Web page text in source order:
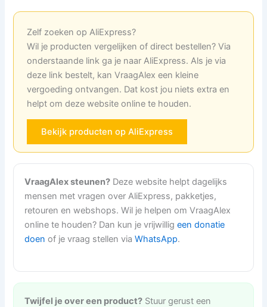
Zelf zoeken op AliExpress?
Wil je producten vergelijken of direct bestellen? Via
onderstaande link ga je naar AliExpress. Als je via
deze link bestelt, kan VraagAlex een kleine
vergoeding ontvangen. Dat kost jou niets extra en
helpt om deze website online te houden.
Bekijk producten op AliExpress
VraagAlex steunen? Deze website helpt dagelijks
mensen met vragen over AliExpress, pakketjes,
retouren en webshops. Wil je helpen om VraagAlex
online te houden? Dan kun je vrijwilligeen donatie
doen of je vraag stellen viaWhatsApp.
Twijfel je over een product? Stuur gerust een